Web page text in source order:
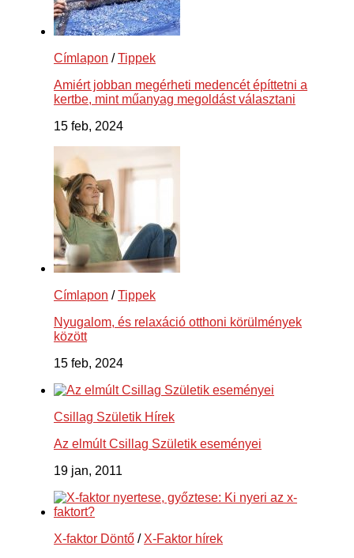
Címlapon /Tippek
Amiért jobban megérheti medencét építtetni a
kertbe, mint műanyag megoldást választani
15 feb, 2024
Címlapon /Tippek
Nyugalom, és relaxáció otthoni körülmények
között
15 feb, 2024
Csillag Születik Hírek
Az elmúlt Csillag Születik eseményei
19 jan, 2011
X-faktor Döntő /X-Faktor hírek